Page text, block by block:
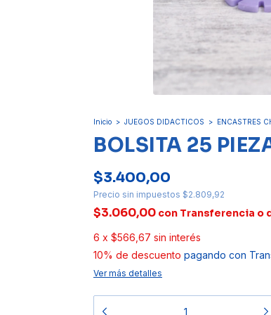
Inicio > JUEGOS DIDACTICOS > ENCASTRES
BOLSITA 25
$3.400,00
Precio sin impuestos $2.809,92
$3.060,00 con Transferencia o
6 x $566,67 sin interés
10% de descuento pagando con
Ver más detalles